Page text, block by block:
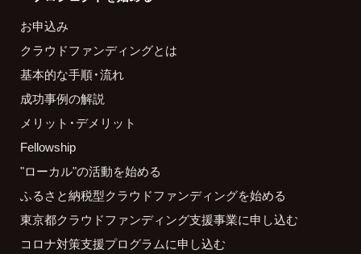
お申込み
クラウドファンディングとは
基本的な手順・流れ
成功事例の解説
メリット・デメリット
Fellowship
"ローカル"の活動を始める
ふるさと納税型クラウドファンディングを始める
東京都クラウドファンディング支援事業に申し込む
コロナ対策支援プログラムに申し込む